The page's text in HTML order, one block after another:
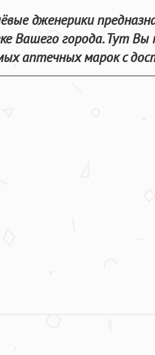
дженерики
Вашего города. Тут
аптечных марок с